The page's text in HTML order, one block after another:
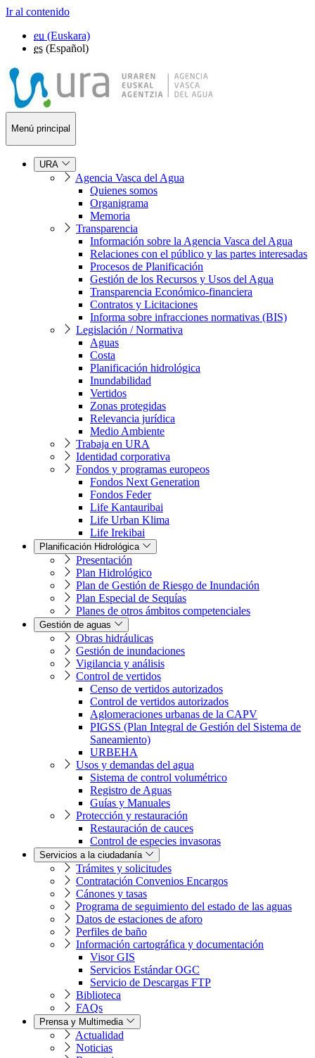
Ir al contenido
eu (Euskara)
es (Español)
Menú principal
URA
Agencia Vasca del Agua
Quienes somos
Organigrama
Memoria
Transparencia
Información sobre la Agencia Vasca del Agua
Relaciones con el público y las partes interesadas
Procesos de Planificación
Gestión de los Recursos y Usos del Agua
Transparencia Económico-financiera
Contratos y Licitaciones
Informa sobre infracciones normativas (BIS)
Legislación / Normativa
Aguas
Costa
Planificación hidrológica
Inundabilidad
Vertidos
Zonas protegidas
Relevancia jurídica
Medio Ambiente
Trabaja en URA
Identidad corporativa
Fondos y programas europeos
Fondos Next Generation
Fondos Feder
Life Kantauribai
Life Urban Klima
Life Irekibai
Planificación Hidrológica
Presentación
Plan Hidrológico
Plan de Gestión de Riesgo de Inundación
Plan Especial de Sequías
Planes de otros ámbitos competenciales
Gestión de aguas
Obras hidráulicas
Gestión de inundaciones
Vigilancia y análisis
Control de vertidos
Censo de vertidos autorizados
Control de vertidos autorizados
Aglomeraciones urbanas de la CAPV
PIGSS (Plan Integral de Gestión del Sistema de
Saneamiento)
URBEHA
Usos y demandas del agua
Sistema de control volumétrico
Registro de Aguas
Guías y Manuales
Protección y restauración
Restauración de cauces
Control de especies invasoras
Servicios a la ciudadanía
Trámites y solicitudes
Contratación Convenios Encargos
Cánones y tasas
Programa de seguimiento del estado de las aguas
Datos de estaciones de aforo
Perfiles de baño
Información cartográfica y documentación
Visor GIS
Servicios Estándar OGC
Servicio de Descargas FTP
Biblioteca
FAQs
Prensa y Multimedia
Actualidad
Noticias